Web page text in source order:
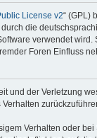
License v2“ (GPL)
die
verwendet
Foren Einfluss
und der Verletzung
Verhalten oder